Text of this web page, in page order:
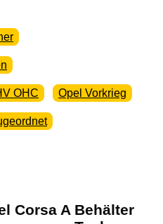
OHC Opel Vorkrieg
Corsa A Behälter